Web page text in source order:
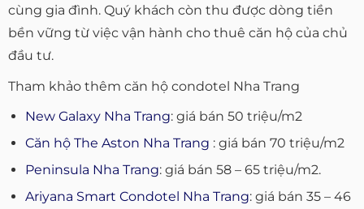
cùng gia đình. Quý khách còn thu được dòng tiền
bền vững từ việc vận hành cho thuê căn hộ của chủ
đầu tư.
Tham khảo thêm căn hộ condotel Nha Trang
New Galaxy Nha Trang: giá bán 50 triệu/m2
Căn hộ The Aston Nha Trang : giá bán 70 triệu/m2
Peninsula Nha Trang: giá bán 58 – 65 triệu/m2.
Ariyana Smart Condotel Nha Trang: giá bán 35 – 46